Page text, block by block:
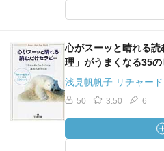
心がスーッと晴れる
理」がうまくなる35
浅見帆帆子 リチャー
50 3.50 6